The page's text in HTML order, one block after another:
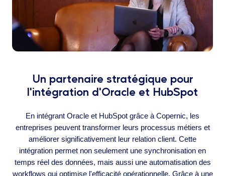
Un partenaire stratégique pour
l'intégration d'Oracle et HubSpot
En intégrant Oracle et HubSpot grâce à Copernic, les
entreprises peuvent transformer leurs processus métiers et
améliorer significativement leur relation client. Cette
intégration permet non seulement une synchronisation en
temps réel des données, mais aussi une automatisation des
workflows qui optimise l'efficacité opérationnelle. Grâce à une